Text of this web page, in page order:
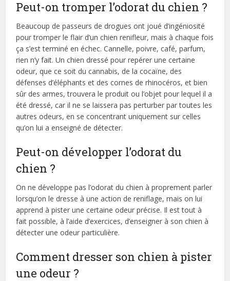
Peut-on tromper l’odorat du chien ?
Beaucoup de passeurs de drogues ont joué d’ingéniosité
pour tromper le flair d’un chien renifleur, mais à chaque fois
ça s’est terminé en échec. Cannelle, poivre, café, parfum,
rien n’y fait. Un chien dressé pour repérer une certaine
odeur, que ce soit du cannabis, de la cocaïne, des
défenses d’éléphants et des cornes de rhinocéros, et bien
sûr des armes, trouvera le produit ou l’objet pour lequel il a
été dressé, car il ne se laissera pas perturber par toutes les
autres odeurs, en se concentrant uniquement sur celles
qu’on lui a enseigné de détecter.
Peut-on développer l’odorat du
chien ?
On ne développe pas l’odorat du chien à proprement parler
lorsqu’on le dresse à une action de reniflage, mais on lui
apprend à pister une certaine odeur précise. Il est tout à
fait possible, à l’aide d’exercices, d’enseigner à son chien à
détecter une odeur particulière.
Comment dresser son chien à pister
une odeur ?